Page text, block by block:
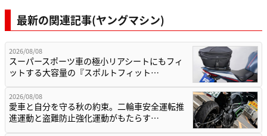
最新の関連記事(ヤングマシン)
2026/08/08
スーパースポーツ車の極小リアシートにもフィ
ットする大容量の『スポルトフィット…
2026/08/08
愛車と自分を守る秋の約束。二輪車安全運転推
進運動と盗難防止強化運動がもたらす…